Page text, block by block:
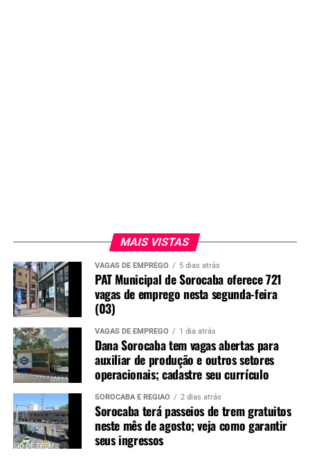
MAIS VISTAS
VAGAS DE EMPREGO 5 dias atrás
PAT Municipal de Sorocaba oferece 721
vagas de emprego nesta segunda-feira
(03)
VAGAS DE EMPREGO 1 dia atrás
Dana Sorocaba tem vagas abertas para
auxiliar de produção e outros setores
operacionais; cadastre seu currículo
SOROCABA E REGIÃO 2 dias atrás
Sorocaba terá passeios de trem gratuitos
neste mês de agosto; veja como garantir
seus ingressos